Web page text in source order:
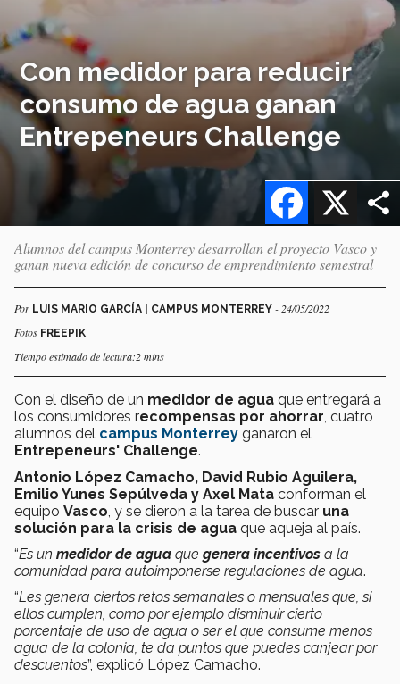
Con medidor para reducir
consumo de agua ganan
Entrepeneurs Challenge
X
Facebook
Alumnos del campus Monterrey desarrollan el proyecto Vasco y
ganan nueva edición de concurso de emprendimiento semestral
Por LUIS MARIO GARCÍA | CAMPUS MONTERREY - 24/05/2022
Fotos FREEPIK
Tiempo estimado de lectura:2 mins
Con el diseño de un medidor de agua que entregará a
los consumidores recompensas por ahorrar , cuatro
alumnos del campus Monterrey ganaron el
Entrepeneurs' Challenge.
Antonio López Camacho, David Rubio Aguilera,
Emilio Yunes Sepúlveda y Axel Mata conforman el
equipo Vasco , y se dieron a la tarea de buscar una
solución para la crisis de agua que aqueja al país.
“Es un medidor de agua que genera incentivos a la
comunidad para autoimponerse regulaciones de agua.
“Les genera ciertos retos semanales o mensuales que, si
ellos cumplen, como por ejemplo disminuir cierto
porcentaje de uso de agua o ser el que consume menos
agua de la colonia, te da puntos que puedes canjear por
descuentos”, explicó López Camacho.